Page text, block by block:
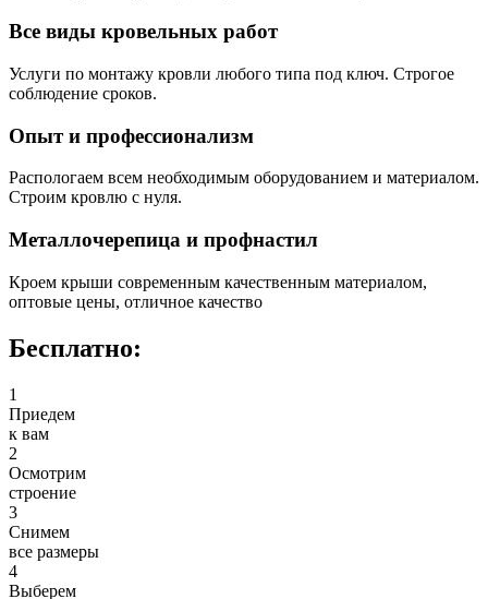
Все виды кровельных работ
Услуги по монтажу кровли любого типа под ключ. Строгое
соблюдение сроков.
Опыт и профессионализм
Распологаем всем необходимым оборудованием и материалом.
Строим кровлю с нуля.
Металлочерепица и профнастил
Кроем крыши современным качественным материалом,
оптовые цены, отличное качество
Бесплатно:
1
Приедем
к вам
2
Осмотрим
строение
3
Снимем
все размеры
4
Выберем